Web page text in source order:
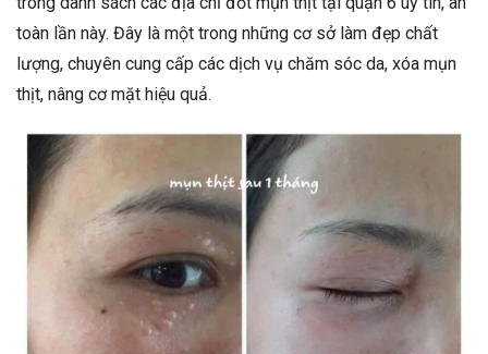
toàn lần này. Đây là một trong những cơ sở làm đẹp chất
lượng, chuyên cung cấp các dịch vụ chăm sóc da, xóa mụn
thịt, nâng cơ mặt hiệu quả.